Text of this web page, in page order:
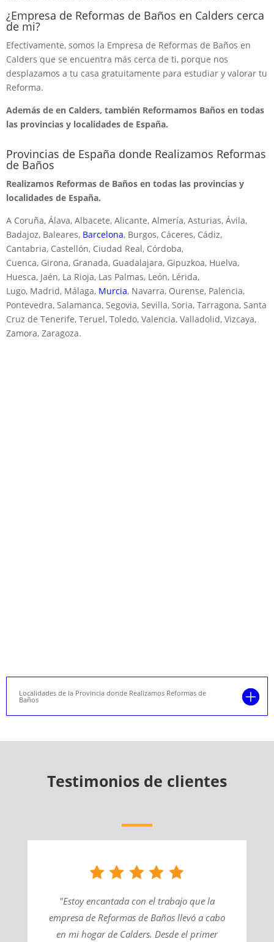
¿Empresa de Reformas de Baños en Calders cerca
de mi?
Efectivamente, somos la Empresa de Reformas de Baños en
Calders que se encuentra más cerca de ti, porque nos
desplazamos a tu casa gratuitamente para estudiar y valorar tu
Reforma.
Además de en Calders, también Reformamos Baños en todas
las provincias y localidades de España.
Provincias de España donde Realizamos Reformas
de Baños
Realizamos Reformas de Baños en todas las provincias y
localidades de España.
A Coruña, Álava, Albacete, Alicante, Almería, Asturias, Ávila,
Badajoz, Baleares, Barcelona, Burgos, Cáceres, Cádiz,
Cantabria, Castellón, Ciudad Real, Córdoba,
Cuenca, Girona, Granada, Guadalajara, Gipuzkoa, Huelva,
Huesca, Jaén, La Rioja, Las Palmas, León, Lérida,
Lugo, Madrid, Málaga, Murcia, Navarra, Ourense, Palencia,
Pontevedra, Salamanca, Segovia, Sevilla, Soria, Tarragona, Santa
Cruz de Tenerife, Teruel, Toledo, Valencia, Valladolid, Vizcaya,
Zamora, Zaragoza.
Localidades de la Provincia donde Realizamos Reformas de
Baños
Testimonios de clientes
"Estoy encantada con el trabajo que la
empresa de Reformas de Baños llevó a cabo
en mi hogar de Calders. Desde el primer